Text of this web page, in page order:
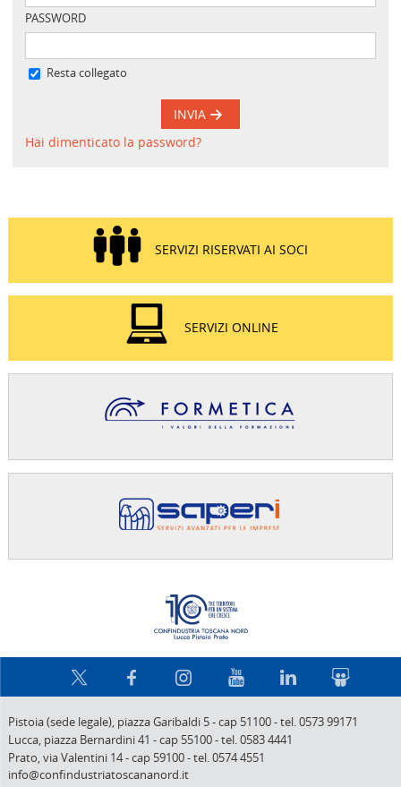
PASSWORD
Resta collegato
INVIA
Hai dimenticato la password?
SERVIZI RISERVATI AI SOCI
SERVIZI ONLINE
Pistoia (sede legale), piazza Garibaldi 5-cap 51100-tel. 0573 99171
Lucca, piazza Bernardini 41 -cap 55100-tel. 0583 4441
Prato,via Valentini 14-cap 59100-tel. 0574 4551
info@confindustriatoscananord.it